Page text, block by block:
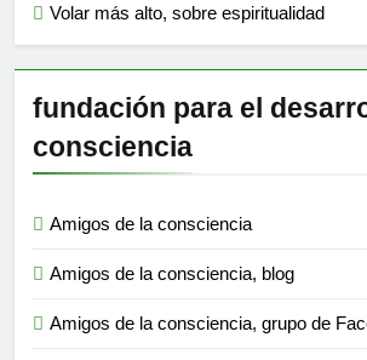
Volar más alto, sobre espiritualidad
fundación para el
consciencia
Amigos de la consciencia
Amigos de la consciencia, blog
Amigos de la consciencia, grupo de